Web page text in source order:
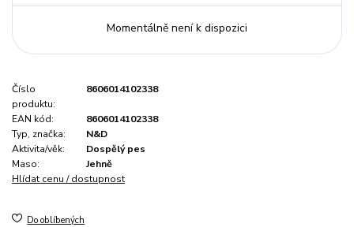
Momentálně není k dispozici
Číslo
produktu:
8606014102338
EAN kód:
8606014102338
Typ, značka:
N&D
Aktivita/věk:
Dospělý pes
Maso:
Jehně
Hlídat cenu / dostupnost
Do oblíbených